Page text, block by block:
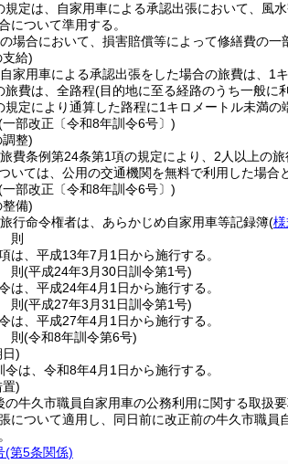
規定は、自家用車による承認出張において、風
について準用する。
の場合において、損害賠償等によって修繕費の一
給)
自家用車による承認出張をした場合の旅費は、1
旅費は、全路程(目的地に至る経路のうち一般に
規定により通算した路程に1キロメートル未満の
一部改正〔令和8年訓令6号〕)
整)
旅費条例第24条第1項の規定により、2人以上の
いては、公用の交通機関を無料で利用した場合
一部改正〔令和8年訓令6号〕)
備)
旅行命令権者は、あらかじめ自家用車等記録簿(
則
は、平成13年7月1日から施行する。
則(平成24年3月30日訓令第1号)
は、平成24年4月1日から施行する。
則(平成27年3月31日訓令第1号)
は、平成27年4月1日から施行する。
則(令和8年訓令第6号)
)
令は、令和8年4月1日から施行する。
)
の牛久市職員自家用車の公務利用に関する取扱
について適用し、同日前に改正前の牛久市職
(第5条関係)